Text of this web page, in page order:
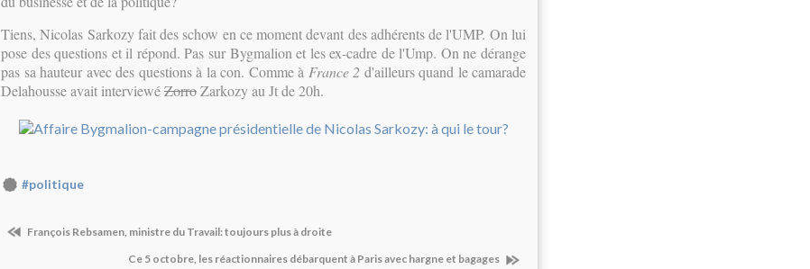
Tiens, Nicolas Sarkozy fait des schow en ce moment devant des adhérents de l'UMP. On lui
pose des questions et il répond. Pas sur Bygmalion et les ex-cadre de l'Ump. On ne dérange
pas sa hauteur avec des questions à la con. Comme à France 2 d'ailleurs quand le camarade
Delahousse avait interviewéZorroZarkozy au Jt de 20h.
#politique
François Rebsamen, ministre du Travail: toujours plus à droite
Ce 5 octobre, les réactionnaires débarquent à Paris avec hargne et bagages